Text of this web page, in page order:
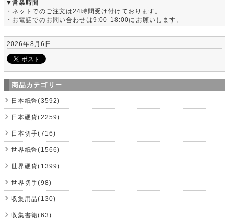
▼営業時間
・ネットでのご注文は24時間受け付けております。
・お電話でのお問い合わせは9:00-18:00にお願いします。
2026年8月6日
商品カテゴリー
日本紙幣(3592)
日本硬貨(2259)
日本切手(716)
世界紙幣(1566)
世界硬貨(1399)
世界切手(98)
収集用品(130)
収集書籍(63)